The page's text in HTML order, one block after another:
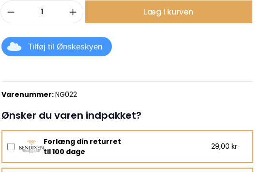
Produktmængde: Indtast det ønskede
Læg i kurven
Tilføj til Ønskeskyen
Varenummer:NG022
Ønsker du varen indpakket?
Forlæng din returret
til 100 dage
29,00 kr.